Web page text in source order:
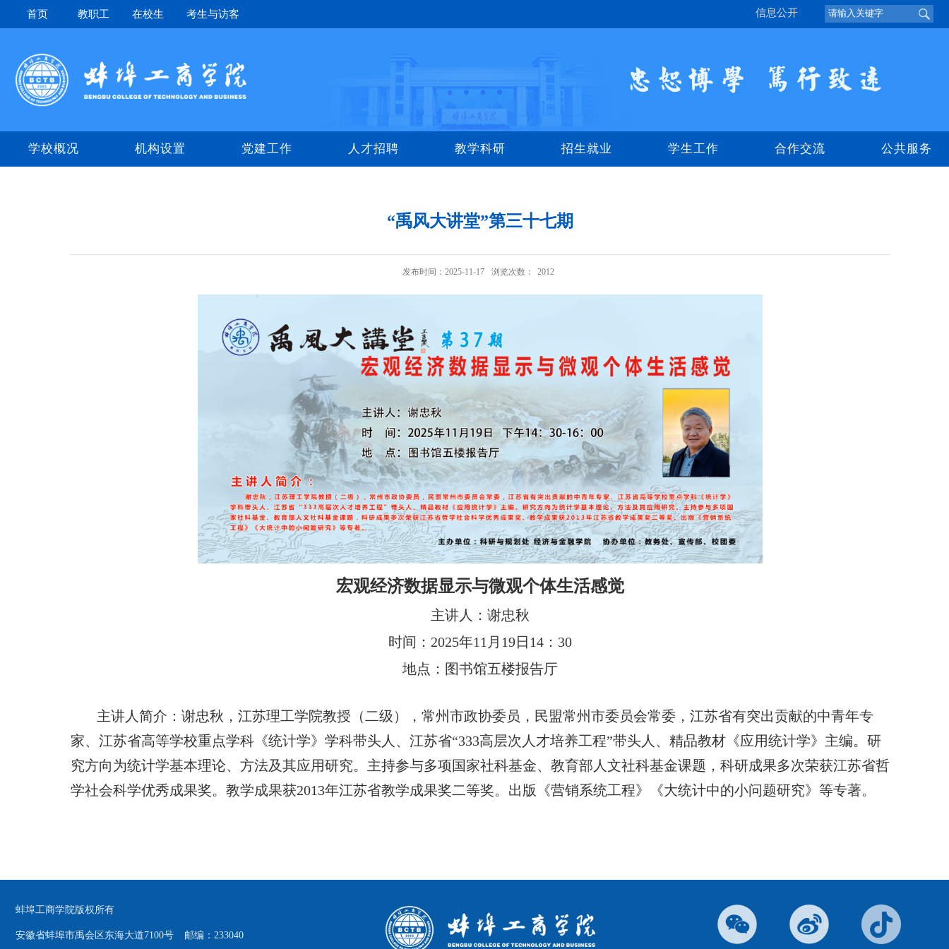
首页 教职工 在校生 考生与访客 信息公开
学校概况 机构设置 党建工作 人才招聘 教学科研 招生就业 学生工作 合作交流 公共服务
“禹风大讲堂”第三十七期
发布时间：2025-11-17 浏览次数： 2012
宏观经济数据显示与微观个体生活感觉
主讲人：谢忠秋
时间：2025年11月19日14：30
地点：图书馆五楼报告厅
主讲人简介 ： 谢忠秋，江苏理工学院教授（二级），常州市政协委员，民盟常州市委员会常委，江苏省有突出贡献的中青年专
家、江苏省高等学校重点学科《统计学》学科带头人、江苏省“333高层次人才培养工程”带头人、精品教材《应用统计学》主编。研
究方向为统计学基本理论、方法及其应用研究。主持参与多项国家社科基金、教育部人文社科基金课题，科研成果多次荣获江苏省哲
学社会科学优秀成果奖。教学成果获2013年江苏省教学成果奖二等奖。出版《营销系统工程》《大统计中的小问题研究》等专著。
蚌埠工商学院版权所有
安徽省蚌埠市禹会区东海大道7100号 邮编：233040